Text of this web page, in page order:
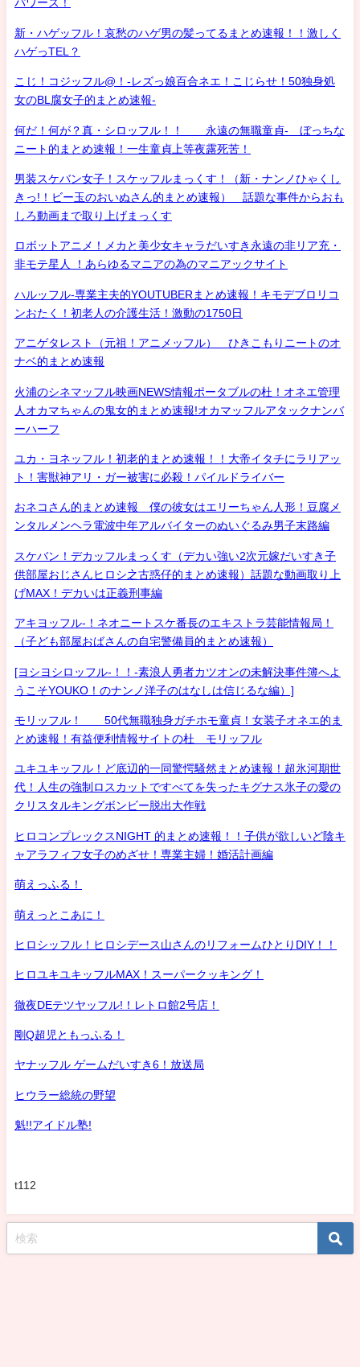
パワーズ！
新・ハゲッフル！哀愁のハゲ男の髪ってるまとめ速報！！激しく
ハゲっTEL？
こじ！コジッフル@！-レズっ娘百合ネエ！こじらせ！50独身処
女のBL腐女子的まとめ速報-
何だ！何が？真・シロッフル！！ 永遠の無職童貞- ぼっちな
ニート的まとめ速報！一生童貞上等夜露死苦！
男装スケバン女子！スケッフルまっくす！（新・ナンノひゃくし
きっ!！ビー玉のおいぬさん的まとめ速報） 話題な事件からおも
しろ動画まで取り上げまっくす
ロボットアニメ！メカと美少女キャラだいすき永遠の非リア充・
非モテ星人 ！あらゆるマニアの為のマニアックサイト
ハルッフル-専業主夫的YOUTUBERまとめ速報！キモデブロリコ
ンおたく！初老人の介護生活！激動の1750日
アニゲタレスト（元祖！アニメッフル） ひきこもりニートのオ
ナベ的まとめ速報
火浦のシネマッフル映画NEWS情報ポータブルの杜！オネエ管理
人オカマちゃんの鬼女的まとめ速報!オカマッフルアタックナンバ
ーハーフ
ユカ・ヨネッフル！初老的まとめ速報！！大帝イタチにラリアッ
ト！害獣神アリ・ガー被害に必殺！パイルドライバー
おネコさん的まとめ速報 僕の彼女はエリーちゃん人形！豆腐メ
ンタルメンヘラ電波中年アルバイターのぬいぐるみ男子末路編
スケバン！デカッフルまっくす（デカい強い2次元嫁だいすき子
供部屋おじさんヒロシ之古惑仔的まとめ速報）話題な動画取り上
げMAX！デカいは正義刑事編
アキヨッフル-！ネオニートスケ番長のエキストラ芸能情報局！
（子ども部屋おばさんの自宅警備員的まとめ速報）
[ヨシヨシロッフル-！！-素浪人勇者カツオンの未解決事件簿へよ
うこそYOUKO！のナンノ洋子のはなしは信じるな編）]
モリッフル！ 50代無職独身ガチホモ童貞！女装子オネエ的ま
とめ速報！有益便利情報サイトの杜 モリッフル
ユキユキッフル！ど底辺的一同驚愕騒然まとめ速報！超氷河期世
代！人生の強制ロスカットですべてを失ったキグナス氷子の愛の
クリスタルキングボンビー脱出大作戦
ヒロコンプレックスNIGHT 的まとめ速報！！子供が欲しいど陰キ
ャアラフィフ女子のめざせ！専業主婦！婚活計画編
萌えっふる！
萌えっとこあに！
ヒロシッフル！ヒロシデース山さんのリフォームひとりDIY！！
ヒロユキユキッフルMAX！スーパークッキング！
徹夜DEテツヤッフル!！レトロ館2号店！
剛Q超児ともっふる！
ヤナッフル ゲームだいすき6！放送局
ヒウラー総統の野望
魁!!アイドル塾!
t112